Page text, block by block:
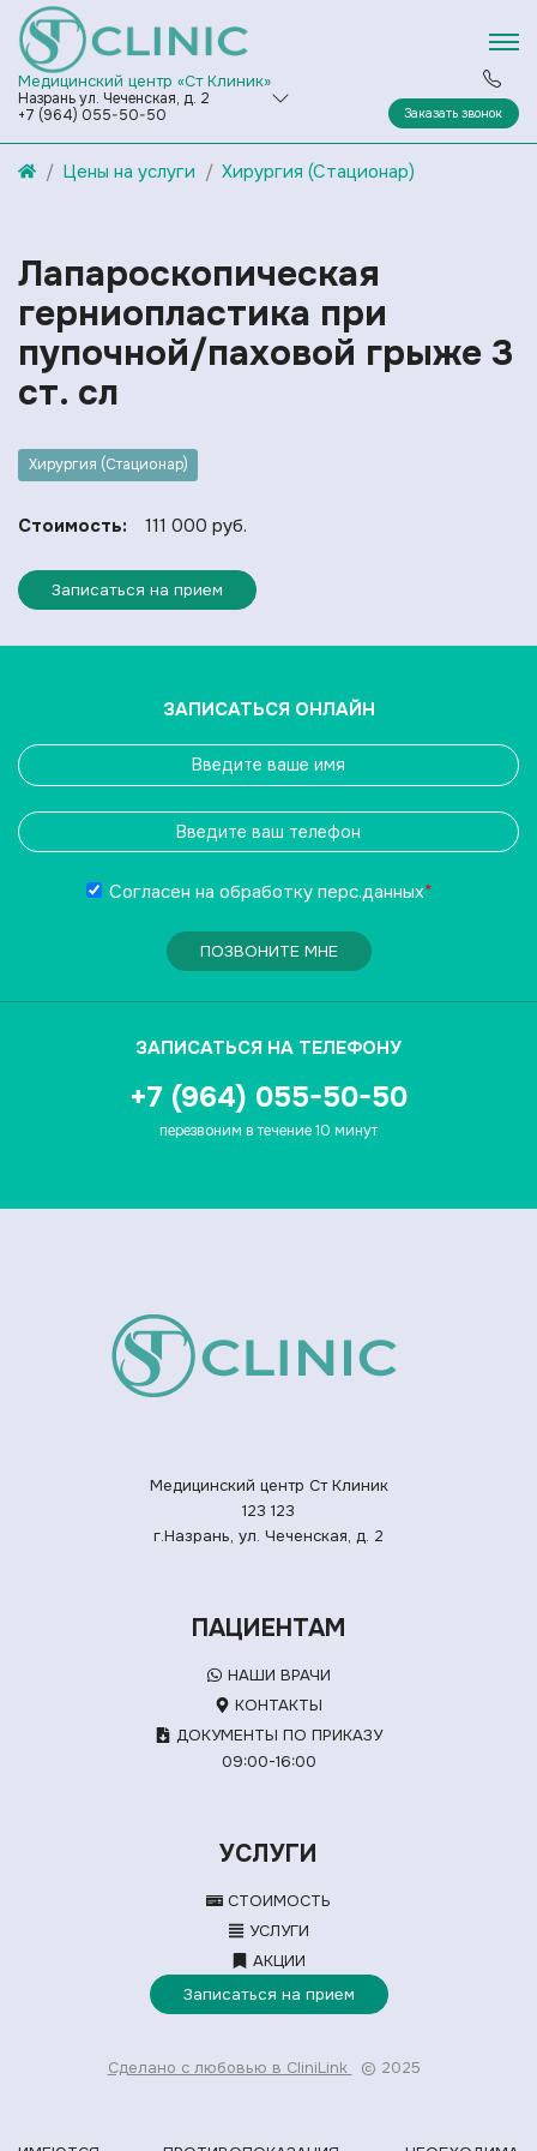
Медицинский центр «Ст Клиник»
Назрань ул. Чеченская, д. 2
+7 (964) 055-50-50
Заказать звонок
Цены на услуги Хирургия (Стационар)
Лапароскопическая
герниопластика при
пупочной/паховой грыже 3
ст. сл
Хирургия (Стационар)
Стоимость: 111 000 руб.
Записаться на прием
ЗАПИСАТЬСЯ ОНЛАЙН
Согласен на обработку перс.данных*
ПОЗВОНИТЕ МНЕ
ЗАПИСАТЬСЯ НА ТЕЛЕФОНУ
+7 (964) 055-50-50
перезвоним в течение 10 минут
Медицинский центр Ст Клиник
123 123
г.Назрань, ул. Чеченская, д. 2
ПАЦИЕНТАМ
НАШИ ВРАЧИ
КОНТАКТЫ
ДОКУМЕНТЫ ПО ПРИКАЗУ
09:00-16:00
УСЛУГИ
СТОИМОСТЬ
УСЛУГИ
АКЦИИ
Записаться на прием
Сделано с любовью в CliniLink © 2025